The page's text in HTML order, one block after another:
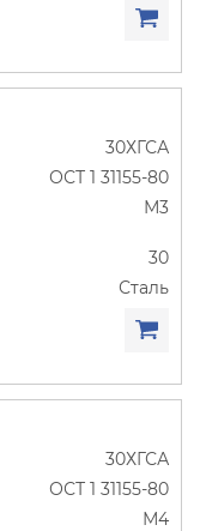
30ХГСА
ОСТ 1 31155-80
М3
30
Сталь
30ХГСА
ОСТ 1 31155-80
М4